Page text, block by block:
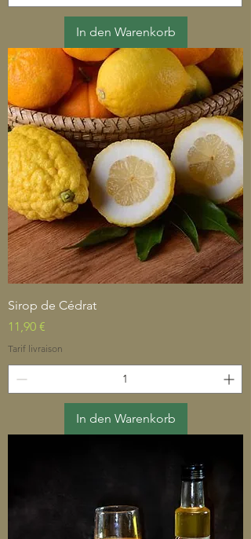
In den Warenkorb
Sirop de Cédrat
Preis
11,90 €
Tarif livraison
In den Warenkorb